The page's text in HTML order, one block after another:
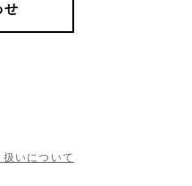
せ
いについて